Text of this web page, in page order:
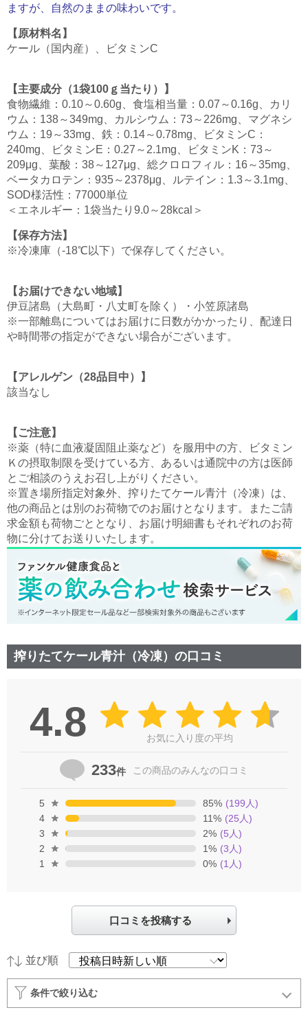
ますが、自然のままの味わいです。
【原材料名】
ケール（国内産）、ビタミンC
【主要成分（1袋100ｇ当たり）】
食物繊維：0.10～0.60g、食塩相当量：0.07～0.16g、カリ
ウム：138～349mg、カルシウム：73～226mg、マグネシ
ウム：19～33mg、鉄：0.14～0.78mg、ビタミンC：
240mg、ビタミンE：0.27～2.1mg、ビタミンK：73～
209μg、葉酸：38～127μg、総クロロフィル：16～35mg、
ベータカロテン：935～2378μg、ルテイン：1.3～3.1mg、
SOD様活性：77000単位
＜エネルギー：1袋当たり9.0～28kcal＞
【保存方法】
※冷凍庫（-18℃以下）で保存してください。
【お届けできない地域】
伊豆諸島（大島町・八丈町を除く）・小笠原諸島
※一部離島についてはお届けに日数がかかったり、配達日
や時間帯の指定ができない場合がございます。
【アレルゲン（28品目中）】
該当なし
【ご注意】
※薬（特に血液凝固阻止薬など）を服用中の方、ビタミン
Ｋの摂取制限を受けている方、あるいは通院中の方は医師
とご相談のうえお召し上がりください。
※置き場所指定対象外、搾りたてケール青汁（冷凍）は、
他の商品とは別のお荷物でのお届けとなります。またご請
求金額も荷物ごととなり、お届け明細書もそれぞれのお荷
物に分けてお送りいたします。
搾りたてケール青汁（冷凍）の口コミ
4.8 お気に入り度の平均
233件 この商品のみんなの口コミ
5 85% (199 人)
4
11% (25 人)
3
2% (5 人)
2
1% (3 人)
1
0% (1 人)
口コミを投稿する
並び順
条件で絞り込む